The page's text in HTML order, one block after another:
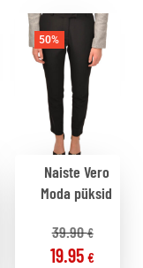
50%
Naiste Vero
Moda püksid
39.90€
19.95€